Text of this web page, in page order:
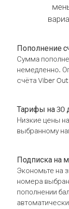
Пополнение
Сумма
немедленно.
счёта Viber
Тарифы на 30
Низкие цены
выбранному
Подписка на
Экономьте на
номера
пополнении